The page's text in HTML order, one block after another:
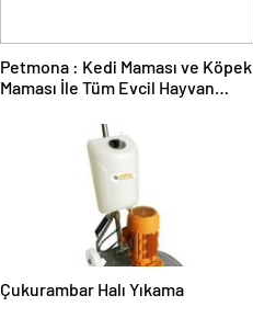
Petmona : Kedi Maması ve Köpek
Maması İle Tüm Evcil Hayvan
Çukurambar Halı Yıkama